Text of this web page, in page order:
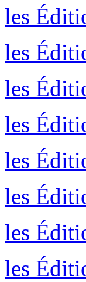
les
les
les
les
les
les
les
les